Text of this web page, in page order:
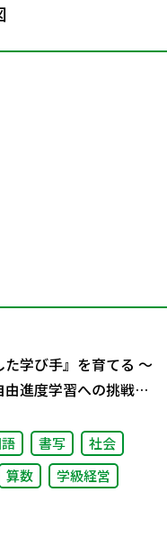
た学び手』を育てる ～
由進度学習への挑戦
書写
社会
算数 学級経営